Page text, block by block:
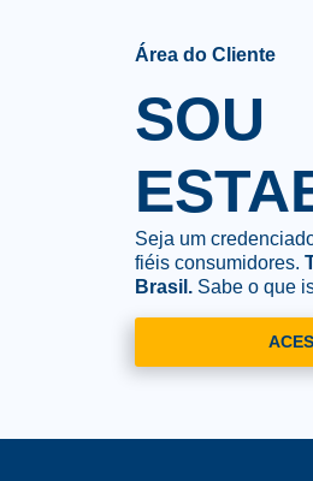
Área do Cliente
SOU
Seja um
fiéis consumidores.
Brasil. Sabe o que